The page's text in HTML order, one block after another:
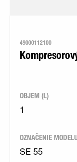
49000112100
OBJEM (L)
1
OZNAČENIE
SE 55